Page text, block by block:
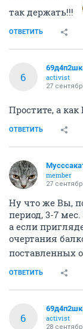
так держать!!!
ОТВЕТИТЬ
6
activist
27
Простите, а
ОТВЕТИТЬ
member
27
Ну что же Вы,
период, 3-7
а если
очертания
поставленных
ОТВЕТИТЬ
6
activist
28